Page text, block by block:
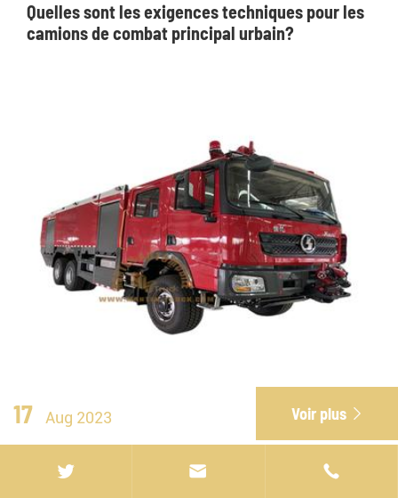
Quelles sont les exigences techniques pour les
camions de combat principal urbain?
17 Aug 2023 Voir plus 
Combien de types de camions de lutte contre
les incendies sont là?
 